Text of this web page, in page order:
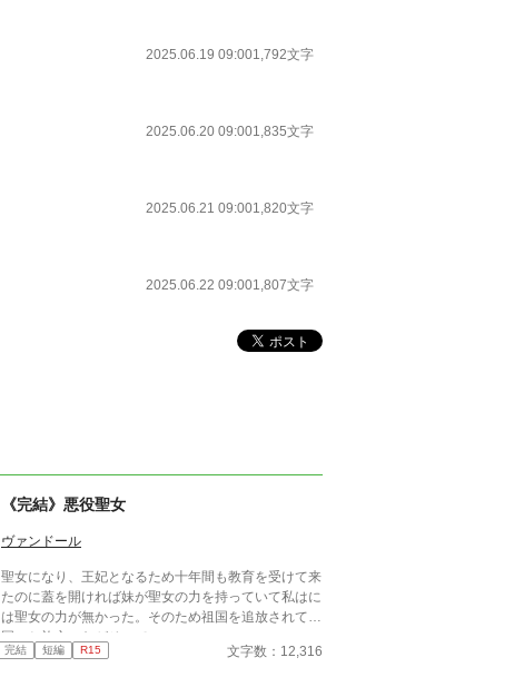
2025.06.19 09:001,792文字
2025.06.20 09:001,835文字
2025.06.21 09:001,820文字
2025.06.22 09:001,807文字
《完結》悪役聖女
ヴァンドール
聖女になり、王妃となるため十年間も教育を受けて来
たのに蓋を開ければ妹が聖女の力を持っていて私はに
は聖女の力が無かった。そのため祖国を追放されて隣
国へと旅立ったがそこで……
完結 短編 R15 文字数：12,316